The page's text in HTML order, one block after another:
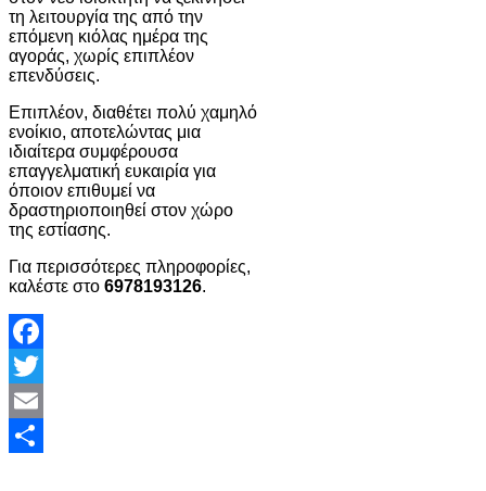
τη λειτουργία της από την
επόμενη κιόλας ημέρα της
αγοράς, χωρίς επιπλέον
επενδύσεις.
Επιπλέον, διαθέτει πολύ χαμηλό
ενοίκιο, αποτελώντας μια
ιδιαίτερα συμφέρουσα
επαγγελματική ευκαιρία για
όποιον επιθυμεί να
δραστηριοποιηθεί στον χώρο
της εστίασης.
Για περισσότερες πληροφορίες,
καλέστε στο 6978193126.
Facebook
Twitter
Email